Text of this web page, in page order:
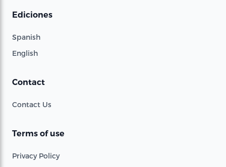
Ediciones
Spanish
English
Contact
Contact Us
Terms of use
Privacy Policy